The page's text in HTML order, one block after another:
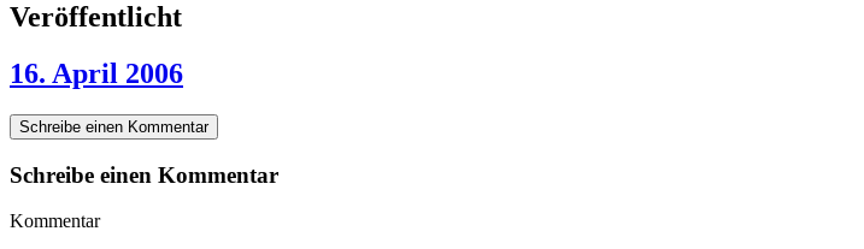
Veröffentlicht
16. April 2006
Schreibe einen Kommentar
Schreibe einen Kommentar
Kommentar